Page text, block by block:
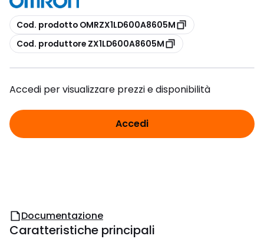
copia
Cod. prodotto OMRZX1LD600A8605M
copia
Cod. produttore ZX1LD600A8605M
Accedi per visualizzare prezzi e disponibilità
Accedi
Documentazione
Caratteristiche principali